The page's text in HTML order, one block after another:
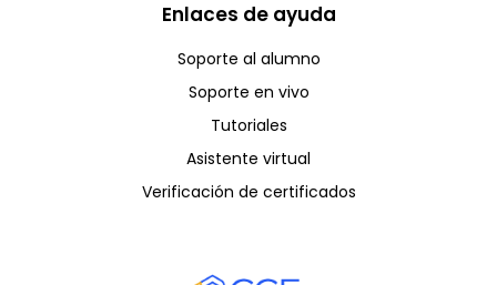
Enlaces de ayuda
Soporte al alumno
Soporte en vivo
Tutoriales
Asistente virtual
Verificación de certificados